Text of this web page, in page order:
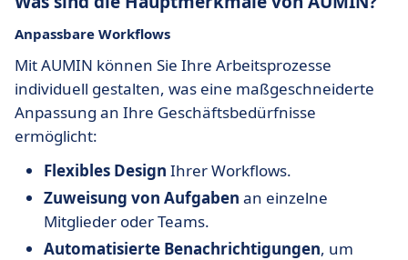
Anpassbare Workflows
Mit AUMIN können Sie Ihre Arbeitsprozesse
individuell gestalten, was eine maßgeschneiderte
Anpassung an Ihre Geschäftsbedürfnisse
ermöglicht:
Flexibles Design Ihrer Workflows.
Zuweisung von Aufgaben an einzelne
Mitglieder oder Teams.
Automatisierte Benachrichtigungen, um